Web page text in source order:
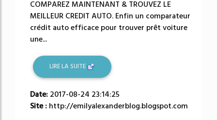
COMPAREZ MAINTENANT & TROUVEZ LE
MEILLEUR CREDIT AUTO. Enfin un comparateur
crédit auto efficace pour trouver prêt voiture
une...
LIRE LA SUITE
Date: 2017-08-24 23:14:25
Site : http://emilyalexanderblog.blogspot.com